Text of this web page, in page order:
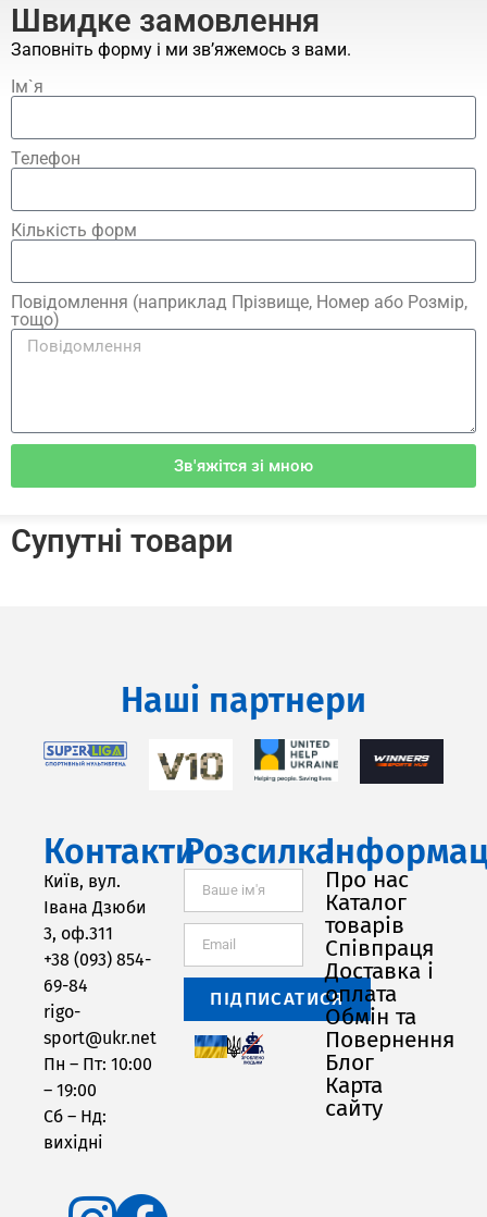
Швидке замовлення
Заповніть форму і ми зв’яжемось з вами.
Ім`я
Телефон
Кількість форм
Повідомлення (наприклад Прізвище, Номер або Розмір,
тощо)
Зв'яжітся зі мною
Супутні товари
Наші партнери
Контакти
Київ, вул.
Івана Дзюби
3, оф.311
+38 (093) 854-
69-84
rigo-
sport@ukr.net
Пн – Пт: 10:00
– 19:00
Сб – Нд:
вихідні
Розсилка
ПІДПИСАТИСЯ
Про нас
Каталог
товарів
Співпраця
Доставка і
оплата
Обмін та
Повернення
Блог
Карта
сайту